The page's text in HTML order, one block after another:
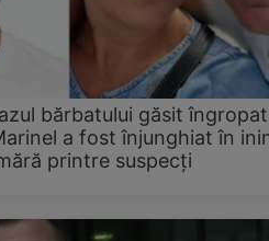
bărbatului găsit
a fost înjunghiat în
printre suspecți